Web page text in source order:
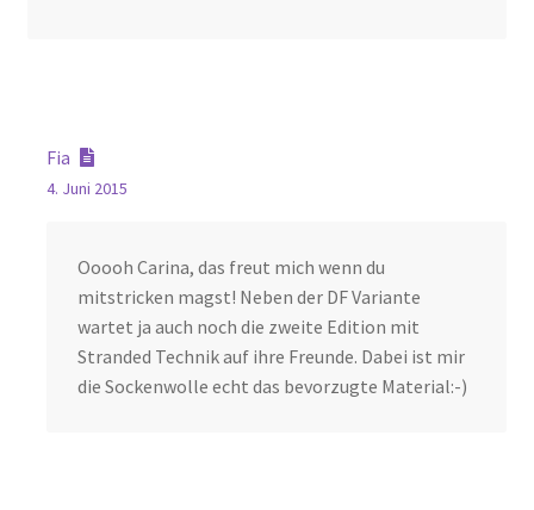
Fia
4. Juni 2015
Ooooh Carina, das freut mich wenn du
mitstricken magst! Neben der DF Variante
wartet ja auch noch die zweite Edition mit
Stranded Technik auf ihre Freunde. Dabei ist mir
die Sockenwolle echt das bevorzugte Material:-)